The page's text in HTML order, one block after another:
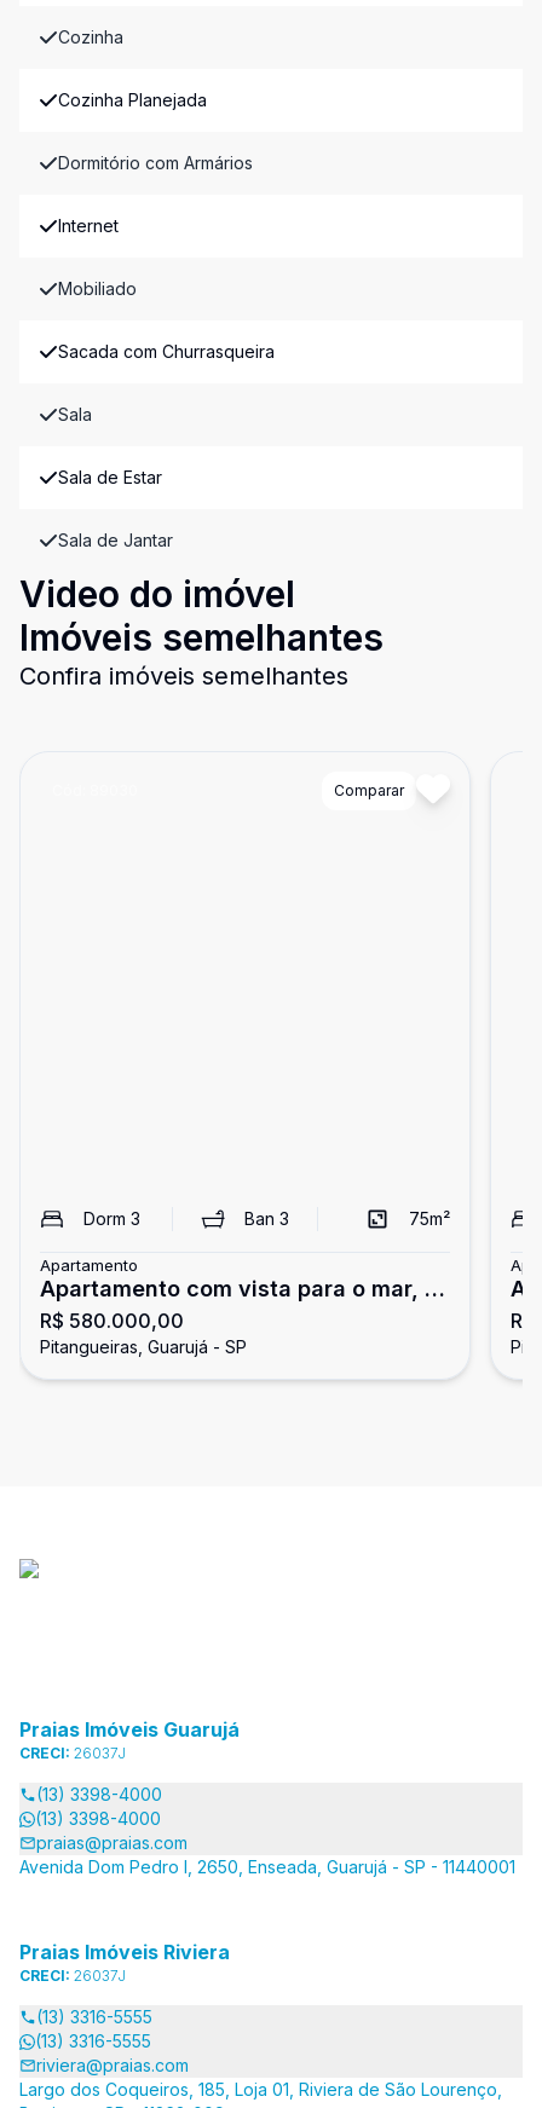
Cozinha
Cozinha Planejada
Dormitório com Armários
Internet
Mobiliado
Sacada com Churrasqueira
Sala
Sala de Estar
Sala de Jantar
Video do imóvel
Imóveis semelhantes
Confira imóveis semelhantes
Comparar
Dorm 3 Ban3 75m²
Apartamento
Apartamento com vista para o mar, 3
dormitórios, Pitangueiras, Guarujá
R$ 580.000,00
Pitangueiras, Guarujá - SP
Praias Imóveis Guarujá
CRECI: 26037J
(13) 3398-4000
(13) 3398-4000
praias@praias.com
Avenida Dom Pedro I, 2650, Enseada, Guarujá - SP - 11440001
Praias Imóveis Riviera
CRECI: 26037J
(13) 3316-5555
(13) 3316-5555
riviera@praias.com
Largo dos Coqueiros, 185, Loja 01, Riviera de São Lourenço,